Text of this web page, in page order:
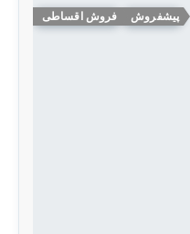
پیشفروش فروش اقساطی